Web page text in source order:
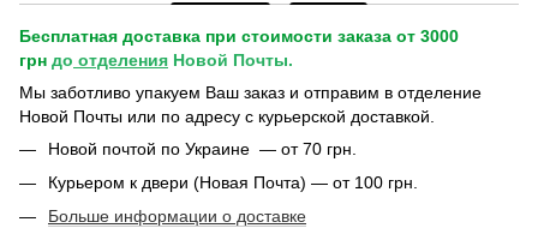
Бесплатная доставка при стоимости заказа от 3000
грн до отделения Новой Почты.
Мы заботливо упакуем Ваш заказ и отправим в отделение
Новой Почты или по адресу с курьерской доставкой.
Новой почтой по Украине — от 70 грн.
Курьером к двери (Новая Почта) — от 100 грн.
Больше информации о доставке